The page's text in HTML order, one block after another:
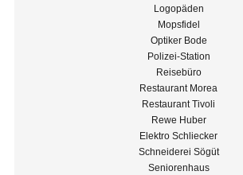
Logopäden
Mopsfidel
Optiker Bode
Polizei-Station
Reisebüro
Restaurant Morea
Restaurant Tivoli
Rewe Huber
Elektro Schliecker
Schneiderei Sögüt
Seniorenhaus